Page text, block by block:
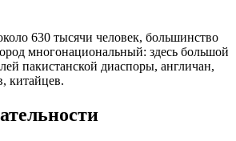
630 тысячи человек, большинство
многонациональный: здесь большой
пакистанской диаспоры, англичан,
китайцев.